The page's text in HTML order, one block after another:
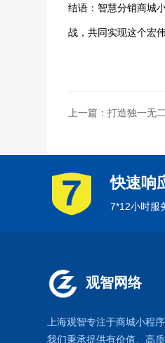
结语：智慧分销商城
战，共同实现这个宏
上一篇：打造独一无
快速响
7*12小时服
观智网络
上海观智专注于商城小程序
我们秉承提供有价值、高